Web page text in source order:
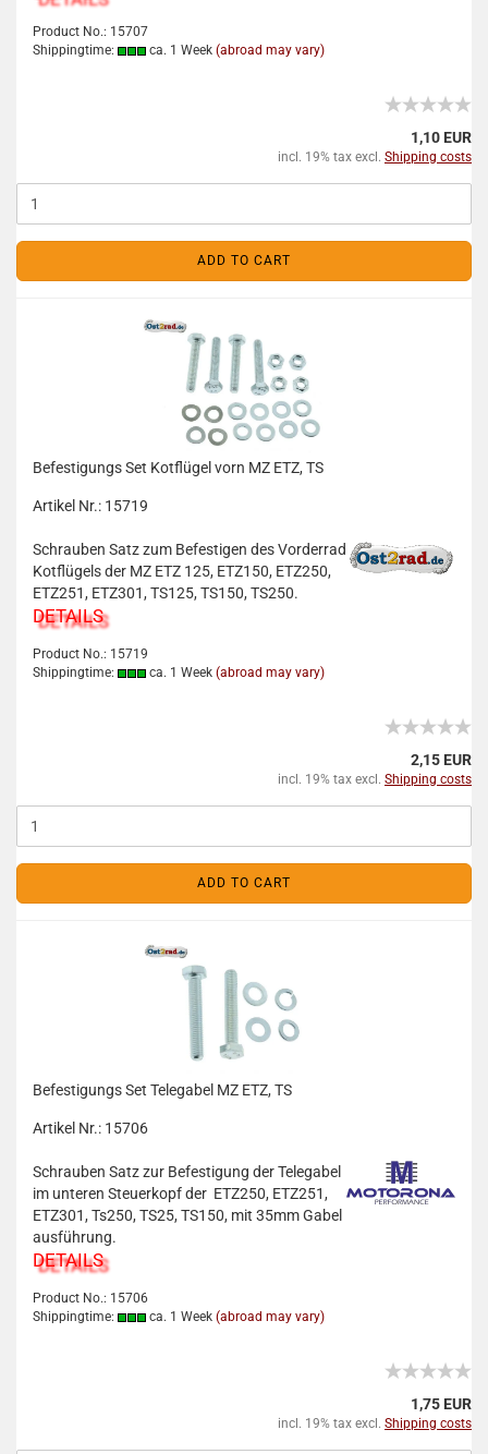
Product No.: 15707
Shippingtime:
ca. 1 Week (abroad may vary)
1,10 EUR
incl. 19% tax excl. Shipping costs
ADD TO CART
Befestigungs Set Kotflügel vorn MZ ETZ, TS
Artikel Nr.: 15719
Schrauben Satz zum Befestigen des Vorderrad
Kotflügels der MZ ETZ 125, ETZ150, ETZ250,
ETZ251, ETZ301, TS125, TS150, TS250.
DETAILS
Product No.: 15719
Shippingtime:
ca. 1 Week (abroad may vary)
2,15 EUR
incl. 19% tax excl. Shipping costs
ADD TO CART
Befestigungs Set Telegabel MZ ETZ, TS
Artikel Nr.: 15706
Schrauben Satz zur Befestigung der Telegabel
im unteren Steuerkopf der ETZ250, ETZ251,
ETZ301, Ts250, TS25, TS150, mit 35mm Gabel
ausführung.
DETAILS
Product No.: 15706
Shippingtime:
ca. 1 Week (abroad may vary)
1,75 EUR
incl. 19% tax excl. Shipping costs